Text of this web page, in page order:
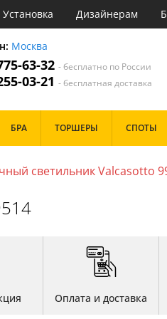
Установка Дизайнерам
Москва
63-32- бесплатно по России
03-21- бесплатная доставка
Золото
БРА ТОРШЕРЫ СПОТЫ
светильник Valcasotto
Оплата и доставка